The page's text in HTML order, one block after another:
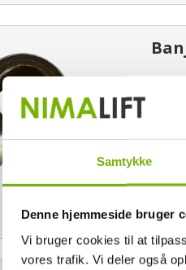
Samtykke
Denne hjemmeside bruger
Vi bruger cookies til at
vores trafik. Vi deler også